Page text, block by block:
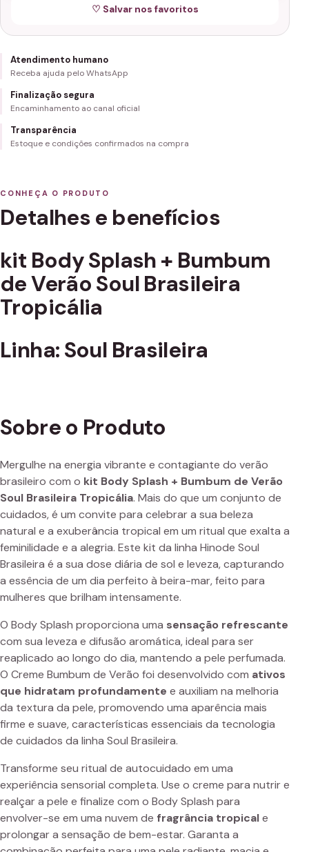
♡ Salvar nos favoritos
Atendimento humano
Receba ajuda pelo WhatsApp
Finalização segura
Encaminhamento ao canal oficial
Transparência
Estoque e condições confirmados na compra
CONHEÇA O PRODUTO
Detalhes e benefícios
kit Body Splash + Bumbum
de Verão Soul Brasileira
Tropicália
Linha: Soul Brasileira
Sobre o Produto
Mergulhe na energia vibrante e contagiante do verão
brasileiro com o kit Body Splash + Bumbum de Verão
Soul Brasileira Tropicália. Mais do que um conjunto de
cuidados, é um convite para celebrar a sua beleza
natural e a exuberância tropical em um ritual que exalta a
feminilidade e a alegria. Este kit da linha Hinode Soul
Brasileira é a sua dose diária de sol e leveza, capturando
a essência de um dia perfeito à beira-mar, feito para
mulheres que brilham intensamente.
O Body Splash proporciona uma sensação refrescante
com sua leveza e difusão aromática, ideal para ser
reaplicado ao longo do dia, mantendo a pele perfumada.
O Creme Bumbum de Verão foi desenvolvido com ativos
que hidratam profundamente e auxiliam na melhoria
da textura da pele, promovendo uma aparência mais
firme e suave, características essenciais da tecnologia
de cuidados da linha Soul Brasileira.
Transforme seu ritual de autocuidado em uma
experiência sensorial completa. Use o creme para nutrir e
realçar a pele e finalize com o Body Splash para
envolver-se em uma nuvem de fragrância tropicale
prolongar a sensação de bem-estar. Garanta a